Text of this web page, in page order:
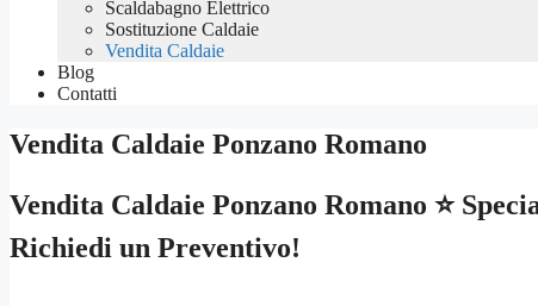
Scaldabagno Elettrico
Sostituzione Caldaie
Vendita Caldaie
Blog
Contatti
Vendita Caldaie Ponzano Romano
Vendita Caldaie Ponzano Romano ⭐
Richiedi un Preventivo!